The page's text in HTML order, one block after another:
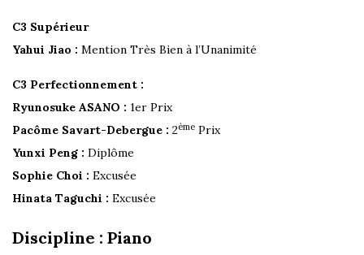
C3 Supérieur
Yahui Jiao : Mention Très Bien à l’Unanimité
C3 Perfectionnement :
Ryunosuke ASANO : 1er Prix
Pacôme Savart-Debergue : 2ème Prix
Yunxi Peng : Diplôme
Sophie Choi : Excusée
Hinata Taguchi : Excusée
Discipline : Piano